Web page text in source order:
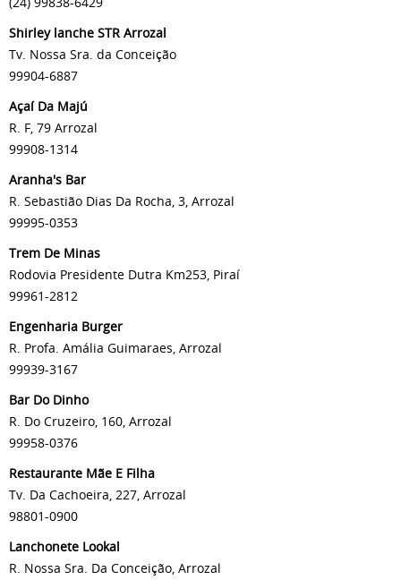
Shirley lanche STR Arrozal
Tv. Nossa Sra. da Conceição
99904-6887
Açaí Da Majú
R. F, 79 Arrozal
99908-1314
Aranha's Bar
R. Sebastião Dias Da Rocha, 3, Arrozal
99995-0353
Trem De Minas
Rodovia Presidente Dutra Km253, Piraí
99961-2812
Engenharia Burger
R. Profa. Amália Guimaraes, Arrozal
99939-3167
Bar Do Dinho
R. Do Cruzeiro, 160, Arrozal
99958-0376
Restaurante Mãe E Filha
Tv. Da Cachoeira, 227, Arrozal
98801-0900
Lanchonete Lookal
R. Nossa Sra. Da Conceição, Arrozal